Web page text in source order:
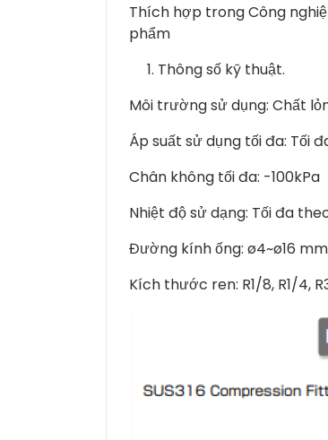
Thích hợp trong Công
phẩm
Thông số kỹ thuật.
Môi trường sử dụng: Chất
Áp suất sử dụng tối đa: Tối
Chân không tối đa: -100kPa
Nhiệt độ sử dạng: Tối đa
Đường kính ống: ø4~ø16
Kích thước ren: R1/8, R1/4,